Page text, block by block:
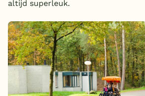
altijd superleuk.